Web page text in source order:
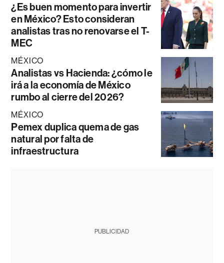
¿Es buen momento para invertir
en México? Esto consideran
analistas tras no renovarse el T-
MEC
MÉXICO
Analistas vs Hacienda: ¿cómo le
irá a la economía de México
rumbo al cierre del 2026?
MÉXICO
Pemex duplica quema de gas
natural por falta de
infraestructura
PUBLICIDAD